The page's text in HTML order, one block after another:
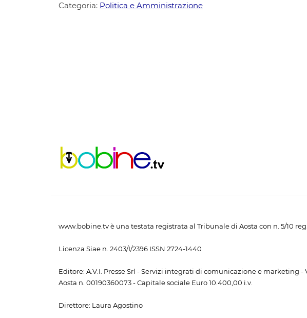
Categoria: Politica e Amministrazione
www.bobine.tv è una testata registrata al Tribunale di Aosta con n. 5/10
Licenza Siae n. 2403/I/2396 ISSN 2724-1440
Editore: A.V.I. Presse Srl - Servizi integrati di comunicazione e marketing -
Aosta n. 00190360073 - Capitale sociale Euro 10.400,00 i.v.
Direttore: Laura Agostino